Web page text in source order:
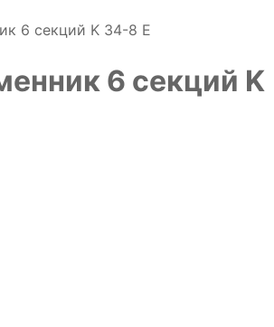
6 секций K 34-8 E
6 секций K